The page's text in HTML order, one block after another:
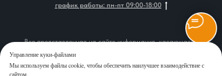
Управление куки-файлами
Мы используем файлы cookie, чтобы обеспечить наилучшее взаимодействие с
сайтом.
график работы: пн-пт 09:00-18:00
Вся представленная на сайте информация, касающаяся
описания товаров, технических характеристик, наличия на
стоимости продукции и сервисного обслуживания, носит